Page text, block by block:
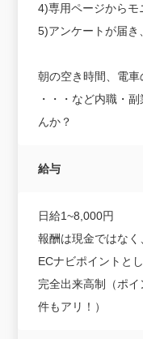
4)専用ページからモ
5)アンケートが届き
朝の空き時間、電
・・・など内職・
んか？
給与
日給1~8,000円
報酬は現金ではな
ECナビポイントと
完全出来高制（ポ
件もアリ！）